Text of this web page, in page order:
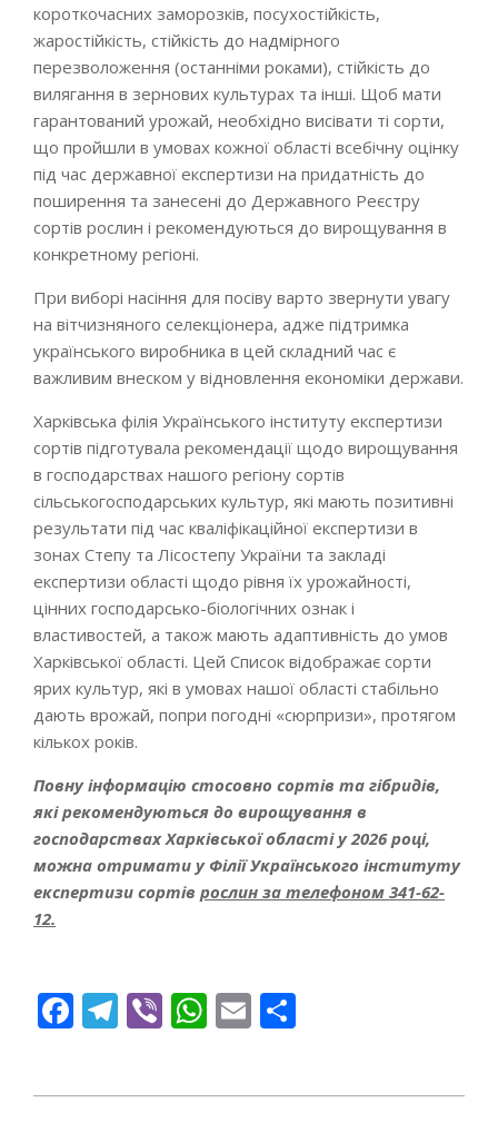
короткочасних заморозків, посухостійкість,
жаростійкість, стійкість до надмірного
перезволоження (останніми роками), стійкість до
вилягання в зернових культурах та інші. Щоб мати
гарантований урожай, необхідно висівати ті сорти,
що пройшли в умовах кожної області всебічну оцінку
під час державної експертизи на придатність до
поширення та занесені до Державного Реєстру
сортів рослин і рекомендуються до вирощування в
конкретному регіоні.
При виборі насіння для посіву варто звернути увагу
на вітчизняного селекціонера, адже підтримка
українського виробника в цей складний час є
важливим внеском у відновлення економіки держави.
Харківська філія Українського інституту експертизи
сортів підготувала рекомендації щодо вирощування
в господарствах нашого регіону сортів
сільськогосподарських культур, які мають позитивні
результати під час кваліфікаційної експертизи в
зонах Степу та Лісостепу України та закладі
експертизи області щодо рівня їх урожайності,
цінних господарсько-біологічних ознак і
властивостей, а також мають адаптивність до умов
Харківської області. Цей Список відображає сорти
ярих культур, які в умовах нашої області стабільно
дають врожай, попри погодні «сюрпризи», протягом
кількох років.
Повну інформацію стосовно сортів та гібридів,
які рекомендуються до вирощування в
господарствах Харківської області у 2026 році,
можна отримати у Філії Українського інституту
експертизи сортів рослин за телефоном 341-62-
12.
Facebook
Telegram
ViberWhatsApp
Email